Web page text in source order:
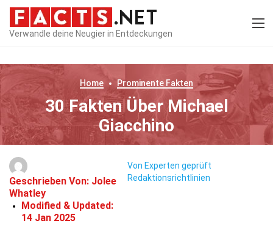
Verwandle deine Neugier in Entdeckungen
Home Prominente Fakten
30 Fakten Über Michael
Giacchino
Geschrieben Von: Jolee
Whatley
Modified & Updated:
14 Jan 2025
Von Experten geprüft
Redaktionsrichtlinien